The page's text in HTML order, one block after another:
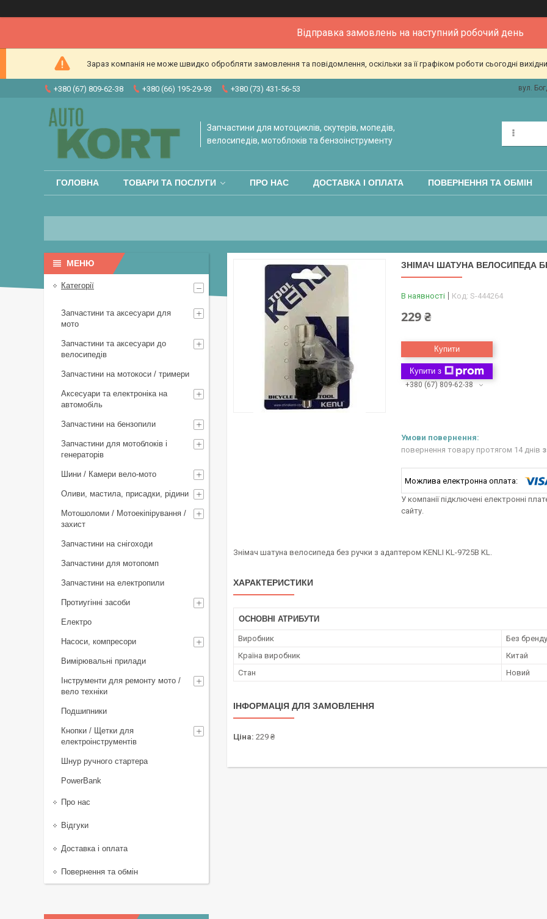
Відправка замовлень на наступний робочий день
Зараз компанія не може швидко обробляти замовлення та повідомлення, оскільки за її графіком роботи сьогодні
+380 (67) 809-62-38 +380 (66) 195-29-93 +380 (73) 431-56-53 вул.
Запчастини для мотоциклів, скутерів, мопедів,
велосипедів, мотоблоків та бензоінструменту
ГОЛОВНА ТОВАРИ ТА ПОСЛУГИ ПРО НАС ДОСТАВКА І ОПЛАТА ПОВЕРНЕННЯ ТА ОБМІН
ЗНІМАЧ ШАТУНА ВЕЛОСИПЕДА
В наявності Код: S-444264
229 ₴
Купити
Купити з
+380 (67) 809-62-38
повернення товару протягом 14 днів
У компанії підключені електронні
сайту.
Знімач шатуна велосипеда без ручки з адаптером KENLI KL-9725B KL.
ХАРАКТЕРИСТИКИ
ОСНОВНІ АТРИБУТИ
Виробник
Без бренду
Країна виробник
Китай
Стан
Новий
ІНФОРМАЦІЯ ДЛЯ ЗАМОВЛЕННЯ
Ціна: 229 ₴
Категорії
Запчастини та аксесуари для
мото
Запчастини та аксесуари до
велосипедів
Запчастини на мотокоси / тримери
Аксесуари та електроніка на
автомобіль
Запчастини на бензопили
Запчастини для мотоблоків і
генераторів
Шини / Камери вело-мото
Оливи, мастила, присадки, рідини
Мотошоломи / Мотоекіпірування /
захист
Запчастини на снігоходи
Запчастини для мотопомп
Запчастини на електропили
Протиугінні засоби
Електро
Насоси, компресори
Вимірювальні прилади
Інструменти для ремонту мото /
вело техніки
Подшипники
Кнопки / Щетки для
електроінструментів
Шнур ручного стартера
PowerBank
Про нас
Відгуки
Доставка і оплата
Повернення та обмін